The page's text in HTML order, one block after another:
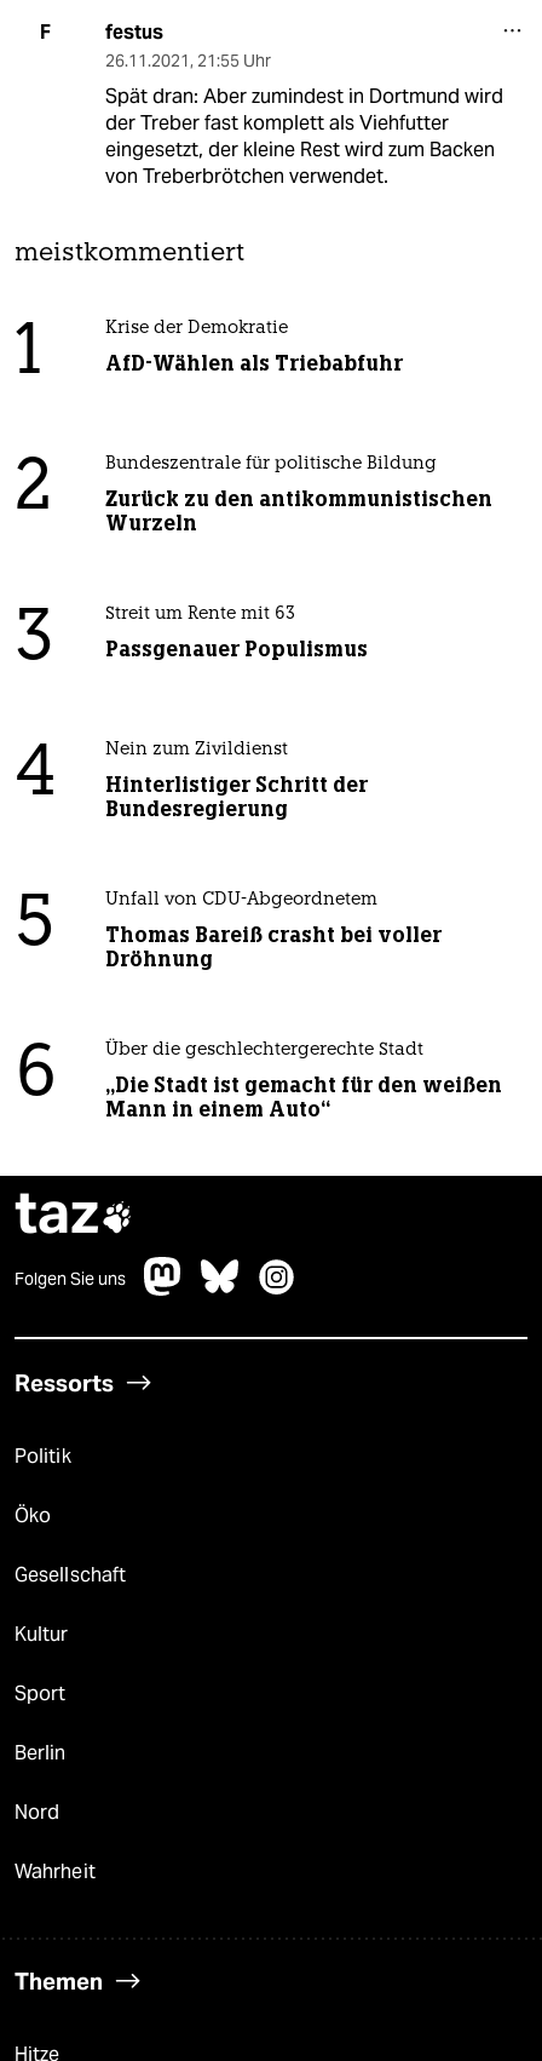
F festus
26.11.2021, 21:55 Uhr
Spät dran: Aber zumindest in Dortmund wird
der Treber fast komplett als Viehfutter
eingesetzt, der kleine Rest wird zum Backen
von Treberbrötchen verwendet.
meistkommentiert
1 Krise der Demokratie
AfD-Wählen als Triebabfuhr
2 Bundeszentrale für politische Bildung
Zurück zu den antikommunistischen
Wurzeln
3 Streit um Rente mit 63
Passgenauer Populismus
4 Nein zum Zivildienst
Hinterlistiger Schritt der
Bundesregierung
5 Unfall von CDU-Abgeordnetem
Thomas Bareiß crasht bei voller
Dröhnung
6 Über die geschlechtergerechte Stadt
„Die Stadt ist gemacht für den weißen
Mann in einem Auto“
taz
Folgen Sie uns
Ressorts
Politik
Öko
Gesellschaft
Kultur
Sport
Berlin
Nord
Wahrheit
Themen
Hitze